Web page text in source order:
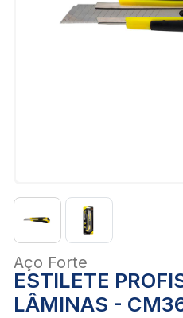
Aço Forte
ESTILETE
LÂMINAS -